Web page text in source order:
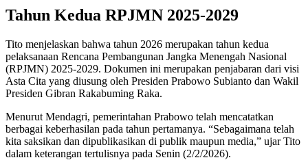
Tahun Kedua RPJMN 2025-2029
Tito menjelaskan bahwa tahun 2026 merupakan tahun kedua
pelaksanaan Rencana Pembangunan Jangka Menengah Nasional
(RPJMN) 2025-2029. Dokumen ini merupakan penjabaran dari visi
Asta Cita yang diusung oleh Presiden Prabowo Subianto dan Wakil
Presiden Gibran Rakabuming Raka.
Menurut Mendagri, pemerintahan Prabowo telah mencatatkan
berbagai keberhasilan pada tahun pertamanya. “Sebagaimana telah
kita saksikan dan dipublikasikan di publik maupun media,” ujar Tito
dalam keterangan tertulisnya pada Senin (2/2/2026).